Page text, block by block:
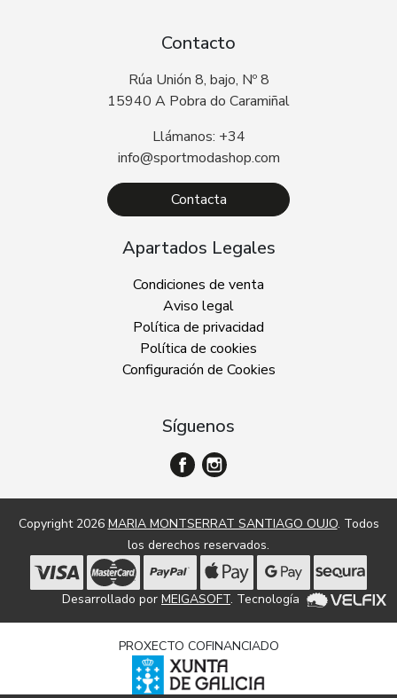
Contacto
Rúa Unión 8, bajo, Nº 8
15940 A Pobra do Caramiñal
Llámanos: +34
info@sportmodashop.com
Contacta
Apartados Legales
Condiciones de venta
Aviso legal
Política de privacidad
Política de cookies
Configuración de Cookies
Síguenos
Copyright 2026 MARIA MONTSERRAT SANTIAGO OUJO. Todos
los derechos reservados.
Desarrollado por MEIGASOFT. Tecnología
PROXECTO COFINANCIADO